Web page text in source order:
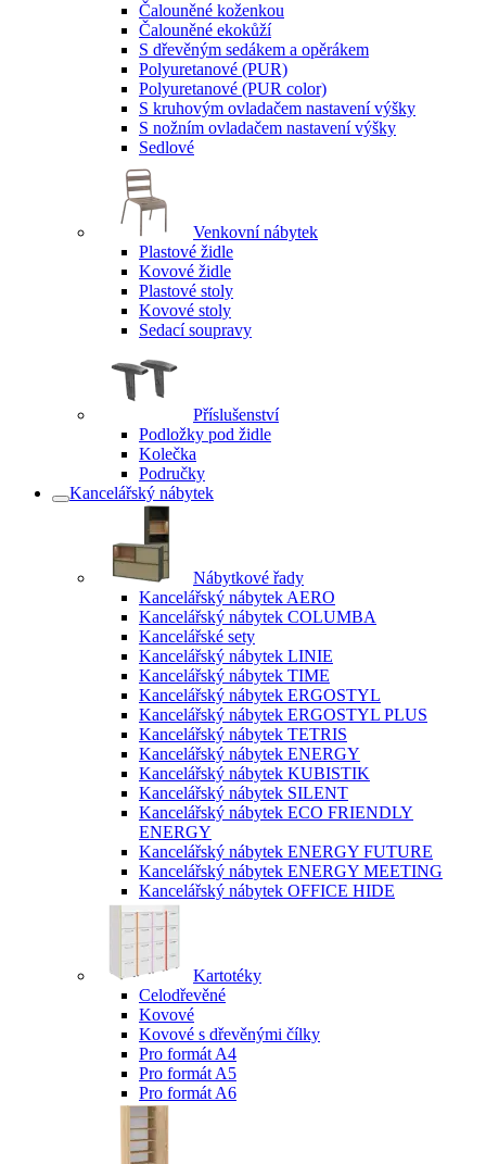
Čalouněné koženkou
Čalouněné ekokůží
S dřevěným sedákem a opěrákem
Polyuretanové (PUR)
Polyuretanové (PUR color)
S kruhovým ovladačem nastavení výšky
S nožním ovladačem nastavení výšky
Sedlové
Venkovní nábytek
Plastové židle
Kovové židle
Plastové stoly
Kovové stoly
Sedací soupravy
Příslušenství
Podložky pod židle
Kolečka
Područky
Kancelářský nábytek
Nábytkové řady
Kancelářský nábytek AERO
Kancelářský nábytek COLUMBA
Kancelářské sety
Kancelářský nábytek LINIE
Kancelářský nábytek TIME
Kancelářský nábytek ERGOSTYL
Kancelářský nábytek ERGOSTYL PLUS
Kancelářský nábytek TETRIS
Kancelářský nábytek ENERGY
Kancelářský nábytek KUBISTIK
Kancelářský nábytek SILENT
Kancelářský nábytek ECO FRIENDLY
ENERGY
Kancelářský nábytek ENERGY FUTURE
Kancelářský nábytek ENERGY MEETING
Kancelářský nábytek OFFICE HIDE
Kartotéky
Celodřevěné
Kovové
Kovové s dřevěnými čílky
Pro formát A4
Pro formát A5
Pro formát A6